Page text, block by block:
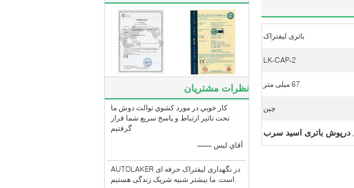
نظرات مشتریان
کار خوبي در مورد کشوي توالت دوش ما
تحت تاثير ارتباط و پاسخ سريع شما قرار
گرفتيم
—— آقاي ليس
AUTOLAKER در نگهداری لیفتراک حرفه ای
است. ما بیشتر شبیه شریک زندگی هستیم.
باتری لیفتراک
LK-CAP-2
67 میلی متر
چین
, درپوش باتری اسید سرب